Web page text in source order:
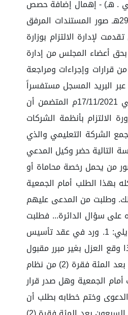
. هـ) - إهمال إضافة حصص
للشركاء مقابل زيادة رأس المال والتي أقرت بقرار الجمعية العمومية بتاريخ 01/04/1440هـ، والتأكيد على ذلك بقرار الجمعية العمومية بتاريخ 29/12/1443هـ صور المستندات المرفق
لإدارة الالتزام بوزارة
2019-2020-2021) وتم صدور وإيقاع مخالفة وغرامة بحق أعضاء المجلس من إدارة
قرارات وإجراءات ومراجعة
البريد المسجل مستفسراً
ومطالباً بتنفيذ قرارات الجمعيات العمومية للشركة وتم تجاهلها ولم يتم الرد عليها صور المستندات المرفق الخامس . خطاب رئيس المجلس المؤرخ في 17/11/2021م المتضمن أن
الالتزام بأنظمة الشركات
الشركة التعليمي والذي
التالية حضر وكيل المدعي
من يحمل رخصة محاماة أو
بهذا الطلب أمام الجمعية
وطلبت من المدعى عليهم
على سؤال الدائرة... فطلبت
منه الدائرة تقديم المذكرة إلكترونيا، فعرضها وجاء نصها: إن جواب موكلي عن سؤال الدائرة المستند النظامي لطلب عزل مجلس المديرين، يتمثل فيما يلي: 1. ورد في عقد تأسيس
وقع العزل بغير مبرر مقبول
وفي وقت غير لائق. 2. المادة الخامسة والستون بعد المئة فقرة (1) من نظام الشركات والتي نصت بوفق ما نص عليه عقد التأسيس. 3. المادة السبعون بعد المئة فقرة (2) من نظام
الجمعية وهل صدر قرار
عليها هذه الدعوى وختم خطابه بطلب أن